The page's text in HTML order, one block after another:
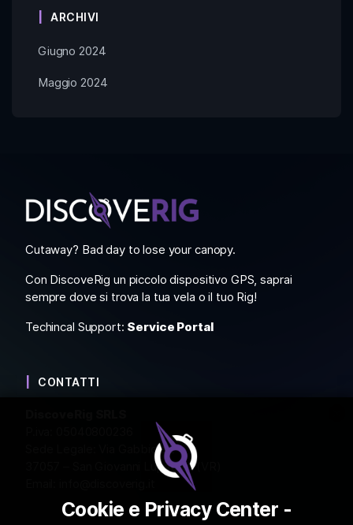
ARCHIVI
Giugno 2024
Maggio 2024
Cutaway? Bad day to lose your canopy.
Con DiscoveRig un piccolo dispositivo GPS, saprai
sempre dove si trova la tua vela o il tuo Rig!
Techincal Support: Service Portal
CONTATTI
Sede Legale: Via Gabbiola 2
37057 – San Giovanni Lupatoto (VR)
Cookie e Privacy Center -